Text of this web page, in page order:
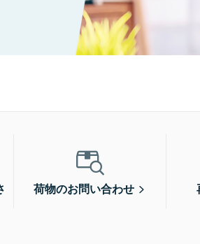
荷物のお問い合わせ